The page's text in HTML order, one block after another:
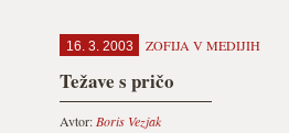
16. 3. 2003 ZOFIJA V MEDIJIH
Težave s pričo
Avtor: Boris Vezjak